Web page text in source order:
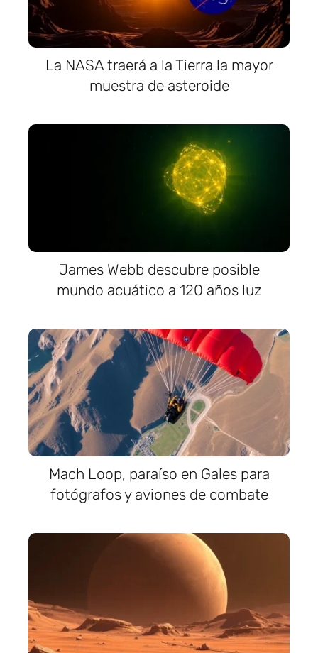
La NASA traerá a la Tierra la mayor
muestra de asteroide
James Webb descubre posible
mundo acuático a 120 años luz
Mach Loop, paraíso en Gales para
fotógrafos y aviones de combate